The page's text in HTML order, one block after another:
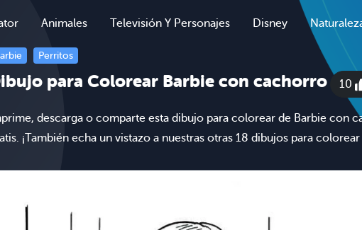
Animales Televisión Y Personajes Disney
Perritos
para Colorear Barbie con cachorro 10
descarga o comparte esta dibujo para colorear de Barbie con
¡También echa un vistazo a nuestras otras 18 dibujos para